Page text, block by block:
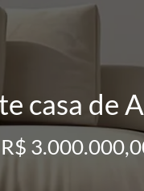
casa de